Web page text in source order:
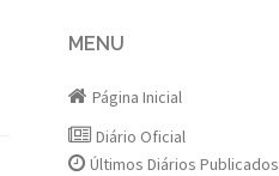
MENU
Página Inicial
Diário Oficial
Últimos Diários Publicados